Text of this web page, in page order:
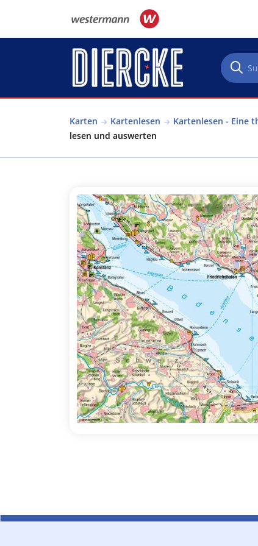
Karten Kartenlesen Kartenlesen - Eine
lesen und auswerten